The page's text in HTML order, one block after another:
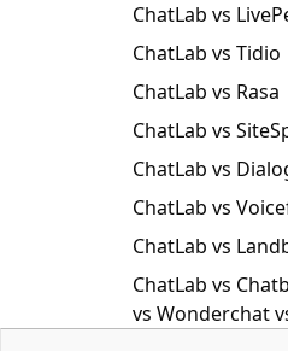
ChatLab vs
ChatLab vs Tidio
ChatLab vs Rasa
ChatLab vs
ChatLab vs
ChatLab vs
ChatLab vs
ChatLab vs
vs Wonderchat